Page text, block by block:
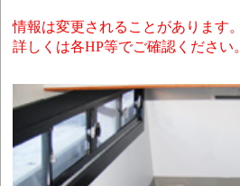
情報は変更されることがあります。
詳しくは各HP等でご確認ください。